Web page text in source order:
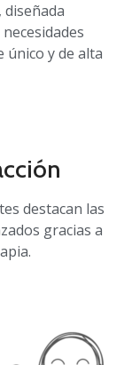
diseñada
único y de alta
destacan las
gracias a